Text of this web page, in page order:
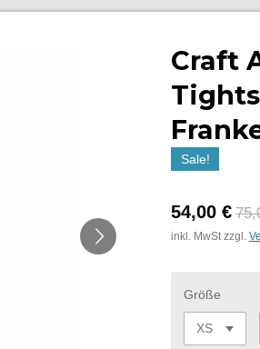
Craft
Sale!
54,00 €
inkl. MwSt zzgl.
Größe